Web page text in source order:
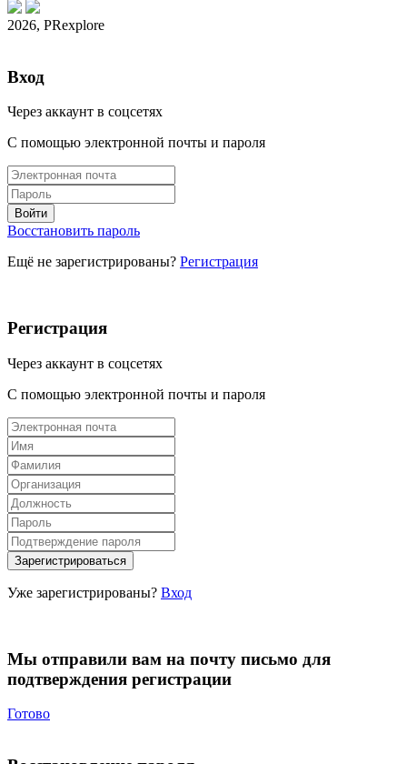
2026, PRexplore
Вход
Через аккаунт в соцсетях
С помощью электронной почты и пароля
Восстановить пароль
Ещё не зарегистрированы? Регистрация
Регистрация
Через аккаунт в соцсетях
С помощью электронной почты и пароля
Уже зарегистрированы? Вход
Мы отправили вам на почту письмо для
подтверждения регистрации
Готово